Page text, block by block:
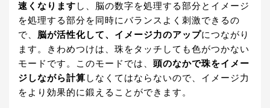
速くなります し、脳の数字を処理する部分とイメージ
を処理する部分を同時にバランスよく刺激できるの
で、 脳が活性化して、イメージ力のアップにつながり
ます。きわめつけは、珠をタッチしても色がつかない
モードです。このモードでは、 頭のなかで珠をイメー
ジしながら計算 しなくてはならないので、イメージ力
をより効果的に鍛えることができます。